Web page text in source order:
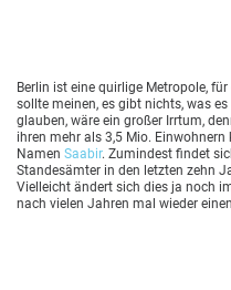
Berlin ist eine quirlige Metropole,
sollte meinen, es gibt nichts, was
glauben, wäre ein großer Irrtum,
ihren mehr als 3,5 Mio.
Namen Saabir. Zumindest findet
Standesämter in den letzten zehn
Vielleicht ändert sich dies ja noch
nach vielen Jahren mal wieder